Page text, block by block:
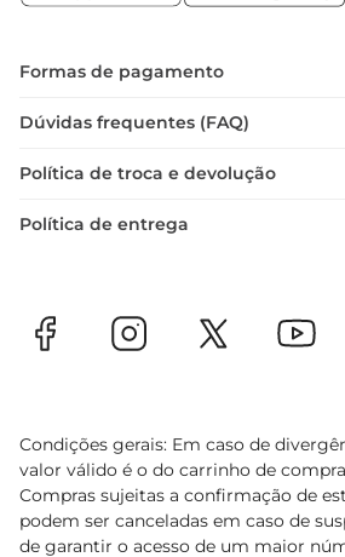
Formas de pagamento
Dúvidas frequentes (FAQ)
Política de troca e devolução
Política de entrega
Condições gerais: Em caso de
valor válido é o do carrinho de
Compras sujeitas a confirmação de
podem ser canceladas em caso de
de garantir o acesso de um maior